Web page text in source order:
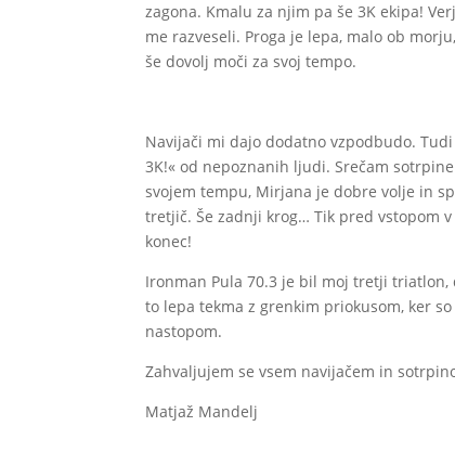
zagona. Kmalu za njim pa še 3K ekipa!
me razveseli. Proga je lepa, malo ob
še dovolj moči za svoj tempo.
Navijači mi dajo dodatno vzpodbudo.
3K!« od nepoznanih ljudi. Srečam
svojem tempu, Mirjana je dobre volje in
tretjič. Še zadnji krog… Tik pred vstopom
konec!
Ironman Pula 70.3 je bil moj tretji
to lepa tekma z grenkim priokusom, ker
nastopom.
Zahvaljujem se vsem navijačem in
Matjaž Mandelj